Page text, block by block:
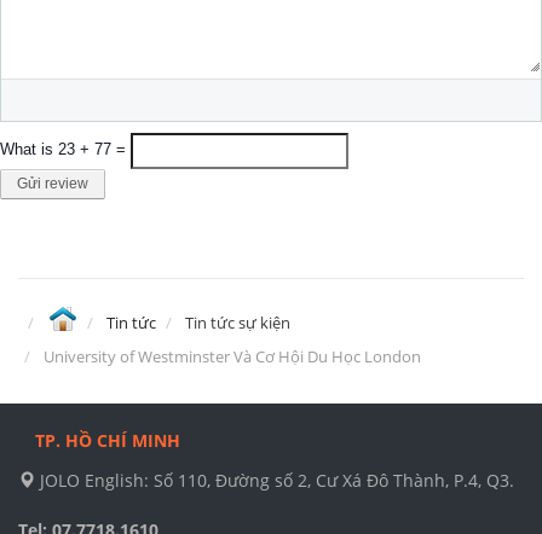
What is 23 + 77 =
Gửi review
Tin tức
Tin tức sự kiện
University of Westminster Và Cơ Hội Du Học London
TP. HỒ CHÍ MINH
JOLO English: Số 110, Đường số 2, Cư Xá Đô Thành, P.4, Q3.
Tel: 07.7718.1610